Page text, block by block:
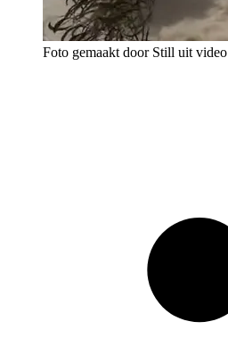
Foto gemaakt door Still uit video